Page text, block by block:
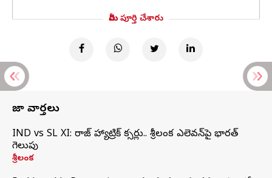
మీరు పూర్తి చేశారు
తాజా వార్తలు
IND vs SL XI: సిరాజ్‌ హ్యాట్రిక్‌ సిక్సర్లు.. శ్రీలంక ఎలెవన్‌పై భారత్‌
గెలుపు
శ్రీలంక